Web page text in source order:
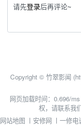
请先登录后再评论~
Copyright © 竹翠影闻
网页加载时间：0.696/ms
权，请联系我
网站地图 丨 安修网 丨 一修电